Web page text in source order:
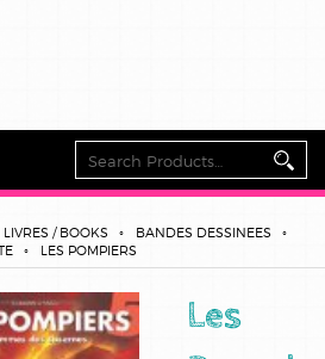
LIVRES / BOOKS
BANDES DESSINEES
LES POMPIERS
Les